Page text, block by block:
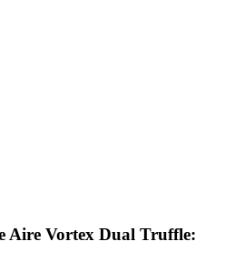
Aire Vortex Dual Truffle: